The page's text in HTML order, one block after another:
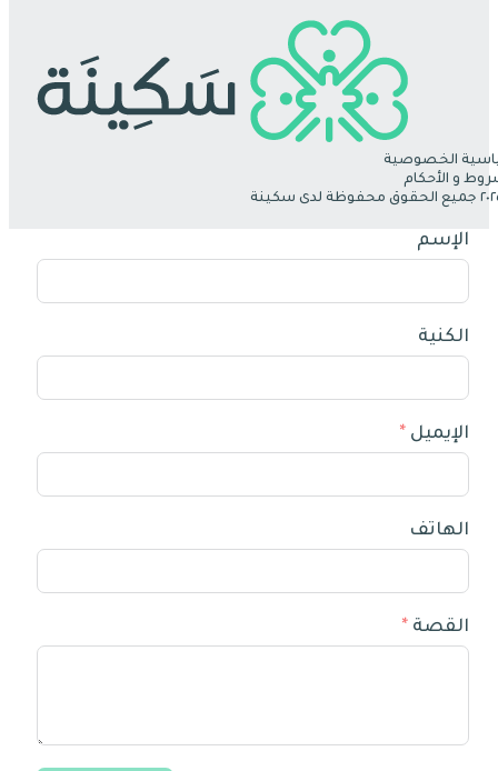
الخصوصية
و الأحكام
الإسم
الكنية
الإيميل
الهاتف
القصة